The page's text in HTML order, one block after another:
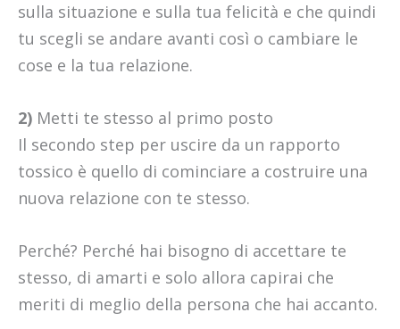
sulla situazione e sulla tua felicità e che quindi
tu scegli se andare avanti così o cambiare le
cose e la tua relazione.
2) Metti te stesso al primo posto
Il secondo step per uscire da un rapporto
tossico è quello di cominciare a costruire una
nuova relazione con te stesso.
Perché? Perché hai bisogno di accettare te
stesso, di amarti e solo allora capirai che
meriti di meglio della persona che hai accanto.